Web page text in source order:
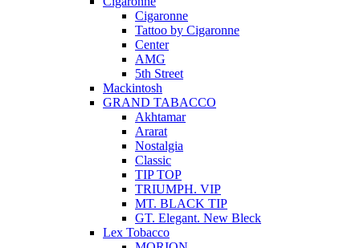
Cigaronne
Tattoo by Cigaronne
Center
AMG
5th Street
Mackintosh
GRAND TABACCO
Akhtamar
Ararat
Nostalgia
Classic
TIP TOP
TRIUMPH. VIP
MT. BLACK TIP
GT. Elegant. New Bleck
Lex Tobacco